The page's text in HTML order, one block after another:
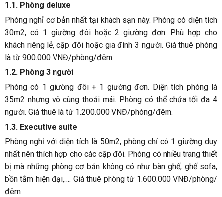
1.1. Phòng deluxe
Phòng nghỉ cơ bản nhất tại khách sạn này. Phòng có diện tích
30m2, có 1 giường đôi hoặc 2 giường đơn. Phù hợp cho
khách riêng lẻ, cặp đôi hoặc gia đình 3 người. Giá thuê phòng
là từ 900.000 VNĐ/phòng/đêm.
1.2. Phòng 3 người
Phòng có 1 giường đôi + 1 giường đơn. Diện tích phòng là
35m2 nhưng vô cùng thoải mái. Phòng có thể chứa tối đa 4
người. Giá thuê là từ 1.200.000 VNĐ/phòng/đêm.
1.3. Executive suite
Phòng nghỉ với diện tích là 50m2, phòng chỉ có 1 giường duy
nhất nên thích hợp cho các cặp đôi. Phòng có nhiều trang thiết
bị mà những phòng cơ bản không có như bàn ghế, ghế sofa,
bồn tắm hiện đại,…. Giá thuê phòng từ 1.600.000 VNĐ/phòng/
đêm